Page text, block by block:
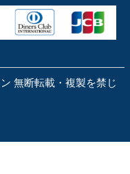
無断転載・複製を禁じ